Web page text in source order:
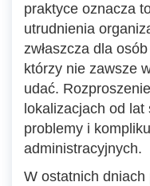
praktyce oznacza
utrudnienia
zwłaszcza dla
którzy nie zawsze
udać.
lokalizacjach od
problemy i
administracyjnych.
W ostatnich dniach